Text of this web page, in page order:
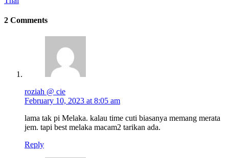
2 Comments
roziah @ cie
February 10, 2023 at 8:05 am
lama tak pi Melaka. kalau time cuti biasanya memang merata
jem. tapi best melaka macam2 tarikan ada.
Reply